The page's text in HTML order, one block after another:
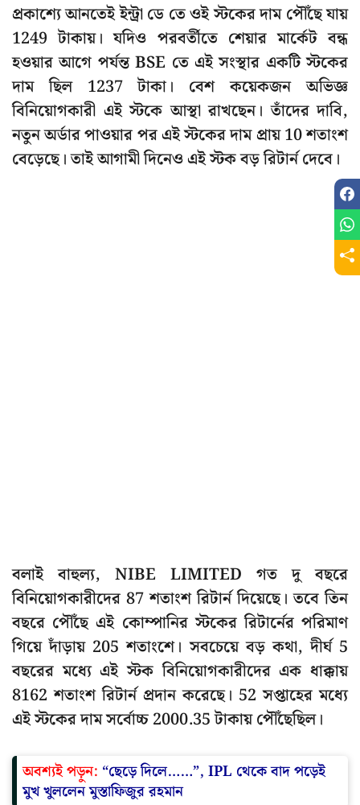
প্রকাশ্যে আনতেই ইন্ট্রা ডে তে ওই স্টকের দাম পৌঁছে যায়
1249 টাকায়। যদিও পরবর্তীতে শেয়ার মার্কেট বন্ধ
হওয়ার আগে পর্যন্ত BSE তে এই সংস্থার একটি স্টকের
দাম ছিল 1237 টাকা। বেশ কয়েকজন অভিজ্ঞ
বিনিয়োগকারী এই স্টকে আস্থা রাখছেন। তাঁদের দাবি,
নতুন অর্ডার পাওয়ার পর এই স্টকের দাম প্রায় 10 শতাংশ
বেড়েছে। তাই আগামী দিনেও এই স্টক বড় রিটার্ন দেবে।
বলাই বাহুল্য, NIBE LIMITED গত দু বছরে
বিনিয়োগকারীদের 87 শতাংশ রিটার্ন দিয়েছে। তবে তিন
বছরে পৌঁছে এই কোম্পানির স্টকের রিটার্নের পরিমাণ
গিয়ে দাঁড়ায় 205 শতাংশে। সবচেয়ে বড় কথা, দীর্ঘ 5
বছরের মধ্যে এই স্টক বিনিয়োগকারীদের এক ধাক্কায়
8162 শতাংশ রিটার্ন প্রদান করেছে। 52 সপ্তাহের মধ্যে
এই স্টকের দাম সর্বোচ্চ 2000.35 টাকায় পৌঁছেছিল।
অবশ্যই পড়ুন: “ছেড়ে দিলে……”, IPL থেকে বাদ পড়েই
মুখ খুললেন মুস্তাফিজুর রহমান